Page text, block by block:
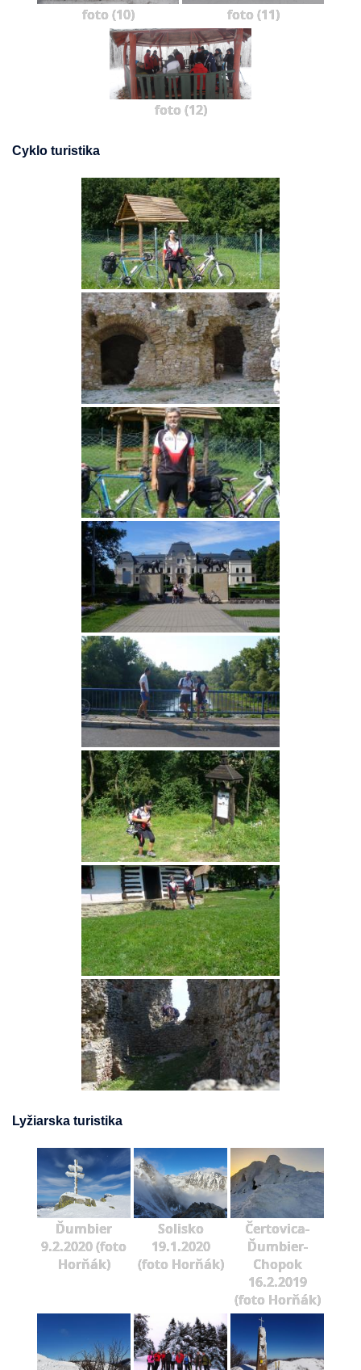
foto (10) foto (11)
foto (12)
Cyklo turistika
Lyžiarska turistika
Ďumbier
9.2.2020 (foto
Horňák)
Solisko
19.1.2020
(foto Horňák)
Čertovica-
Ďumbier-
Chopok
16.2.2019
(foto Horňák)